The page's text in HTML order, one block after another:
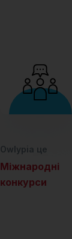
Owlypia це
Міжнародні
конкурси